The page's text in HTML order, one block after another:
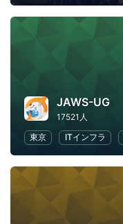
JAWS-UG
17521人
東京
ITインフラ